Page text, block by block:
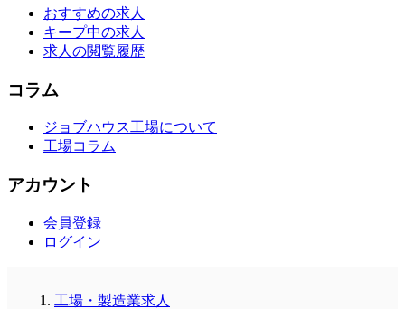
おすすめの求人
キープ中の求人
求人の閲覧履歴
コラム
ジョブハウス工場について
工場コラム
アカウント
会員登録
ログイン
工場・製造業求人